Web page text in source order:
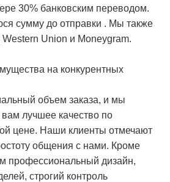
30% банковским переводом.
сумму до отправки . Мы также
Western Union и Moneygram.
на конкурентных
объем заказа, и мы
лучшее качество по
цене. Наши клиенты отмечают
общения с нами. Кроме
профессиональный дизайн,
строгий контроль